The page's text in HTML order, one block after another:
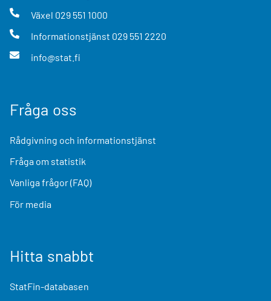
Växel 029 551 1000
Informationstjänst 029 551 2220
info@stat.fi
Fråga oss
Rådgivning och informationstjänst
Fråga om statistik
Vanliga frågor (FAQ)
För media
Hitta snabbt
StatFin-databasen